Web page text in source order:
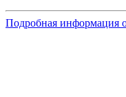
Подробная информация